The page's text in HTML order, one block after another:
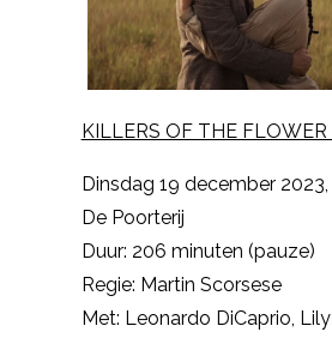
KILLERS OF THE
Dinsdag 19 december 2023,
De Poorterij
Duur: 206 minuten (pauze)
Regie: Martin Scorsese
Met: Leonardo DiCaprio,